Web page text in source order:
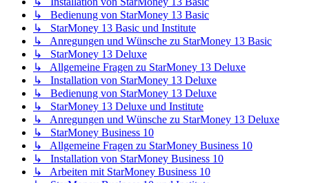
↳ Bedienung von StarMoney 13 Basic
↳ StarMoney 13 Basic und Institute
↳ Anregungen und Wünsche zu StarMoney 13 Basic
↳ StarMoney 13 Deluxe
↳ Allgemeine Fragen zu StarMoney 13 Deluxe
↳ Installation von StarMoney 13 Deluxe
↳ Bedienung von StarMoney 13 Deluxe
↳ StarMoney 13 Deluxe und Institute
↳ Anregungen und Wünsche zu StarMoney 13 Deluxe
↳ StarMoney Business 10
↳ Allgemeine Fragen zu StarMoney Business 10
↳ Installation von StarMoney Business 10
↳ Arbeiten mit StarMoney Business 10